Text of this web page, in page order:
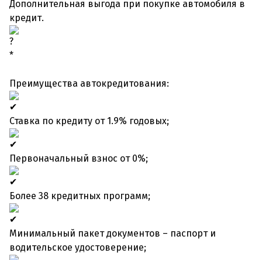
Дополнительная выгода при покупке автомобиля в
кредит.
*
Преимущества автокредитования:
Ставка по кредиту от 1.9% годовых;
Первоначальный взнос от 0%;
Более 38 кредитных программ;
Минимальный пакет документов – паспорт и
водительское удостоверение;